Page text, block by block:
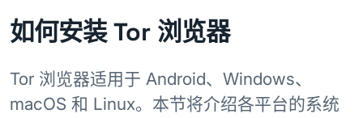
如何安装 Tor 浏览器
Tor 浏览器适用于 Android、Windows、
macOS 和 Linux。本节将介绍各平台的系统